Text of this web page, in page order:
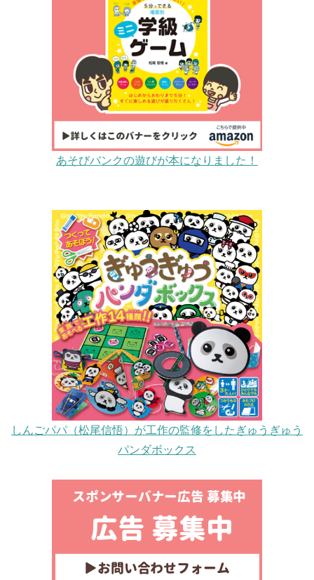
あそびバンクの遊びが本になりました！
しんごパパ（松尾信悟）が工作の監修をしたぎゅうぎゅう
パンダボックス